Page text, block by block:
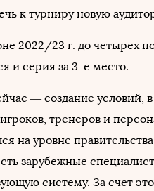
к турниру новую
2022/23 г. до четырех
и серия за 3-е место.
— создание условий,
тренеров и
на уровне
зарубежные
систему. За счет